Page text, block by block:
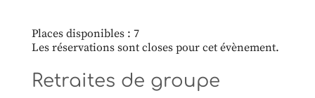
Places disponibles : 7
Les réservations sont closes pour cet évènement.
Retraites de groupe